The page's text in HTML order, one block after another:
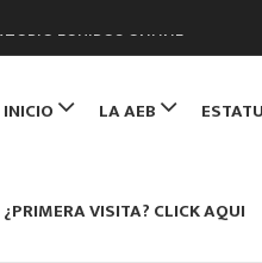
EQUIPOS ONLINE
y Actualización de
NUESTRA REVISTA
TORNEOS FUNBRIDGE
navigation
INICIO LA AEB
¿PRIMERA VISITA? CLICK AQUI